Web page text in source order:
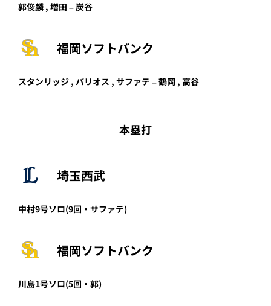
郭俊麟 , 増田 – 炭谷
福岡ソフトバンク
スタンリッジ , バリオス , サファテ – 鶴岡 , 高谷
本塁打
埼玉西武
中村9号ソロ(9回・ サファテ)
福岡ソフトバンク
川島1号ソロ(5回・ 郭)